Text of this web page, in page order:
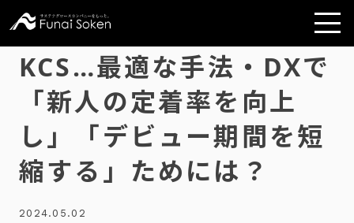
KCS…最適な手法・DXで
「新人の定着率を向上
し」「デビュー期間を短
縮する」ためには？
2024.05.02